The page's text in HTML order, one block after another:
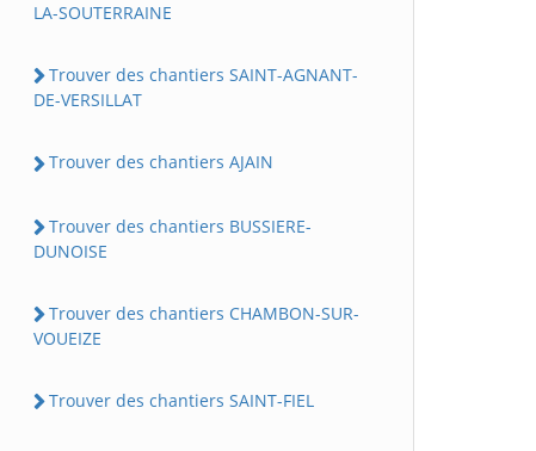
LA-SOUTERRAINE
Trouver des chantiers SAINT-AGNANT-
DE-VERSILLAT
Trouver des chantiers AJAIN
Trouver des chantiers BUSSIERE-
DUNOISE
Trouver des chantiers CHAMBON-SUR-
VOUEIZE
Trouver des chantiers SAINT-FIEL